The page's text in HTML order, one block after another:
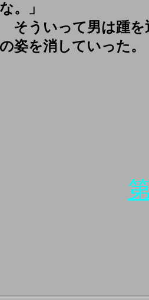
な。」
そういって男は踵を
の姿を消していった。